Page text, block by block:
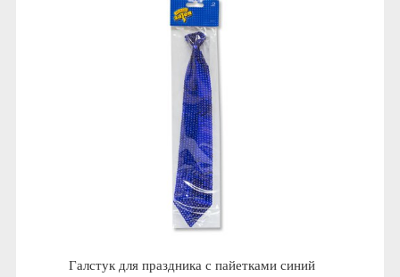
Галстук для праздника с пайетками синий